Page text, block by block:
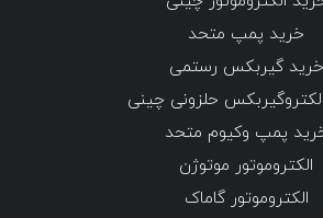
خرید پمپ متحد
خرید گیربکس رستمی
حلزونی چینی
پمپ وکیوم متحد
الکتروموتور موتوژن
الکتروموتور گاماک